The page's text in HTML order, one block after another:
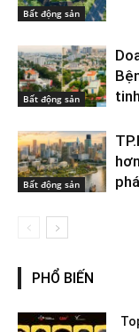
Bất động sản
Bất động sản
Bất động sản
PHỔ BIẾN